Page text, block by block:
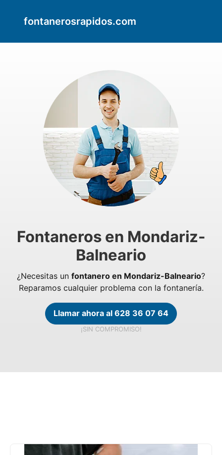
fontanerosrapidos.com
Fontaneros en Mondariz-
Balneario
¿Necesitas un fontanero en Mondariz-Balneario?
Reparamos cualquier problema con la fontanería.
Llamar ahora al 628 36 07 64
¡SIN COMPROMISO!